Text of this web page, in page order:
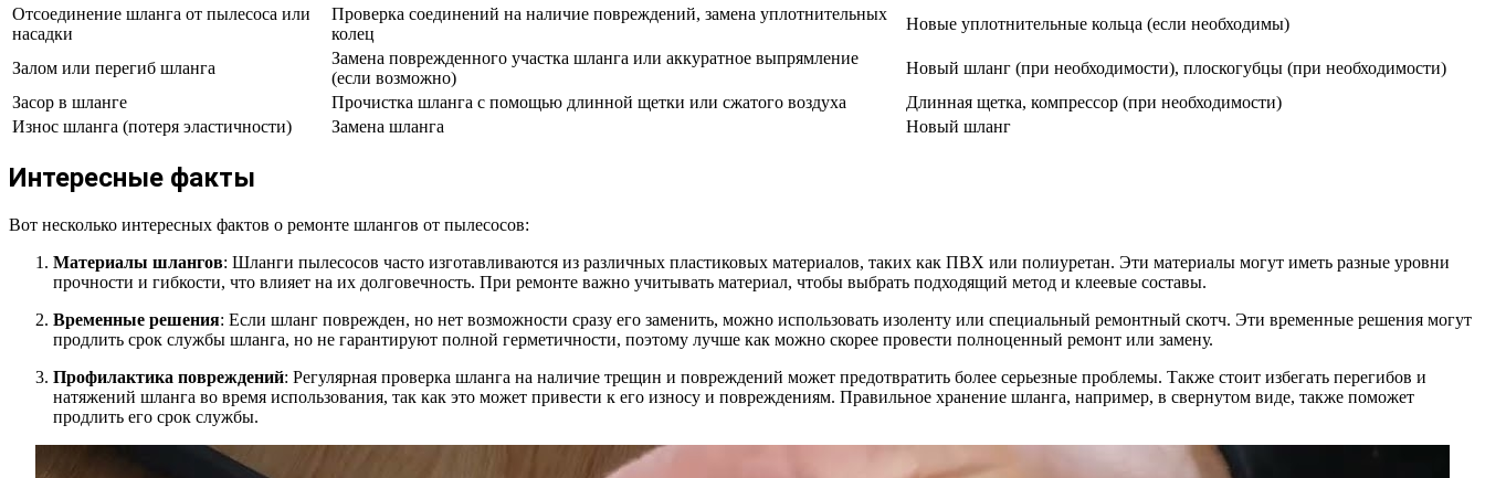
Отсоединение шланга от пылесоса или
насадки
Проверка соединений на наличие повреждений, замена уплотнительных
колец
Новые уплотнительные кольца (если необходимы)
Залом или перегиб шланга
Замена поврежденного участка шланга или аккуратное выпрямление
(если возможно)
Новый шланг (при необходимости), плоскогубцы (при необходимости)
Засор в шланге
Прочистка шланга с помощью длинной щетки или сжатого воздуха
Длинная щетка, компрессор (при необходимости)
Износ шланга (потеря эластичности)
Замена шланга Новый шланг
Интересные факты
Вот несколько интересных фактов о ремонте шлангов от пылесосов:
Материалы шлангов: Шланги пылесосов часто изготавливаются из различных пластиковых материалов, таких как ПВХ или полиуретан. Эти материалы могут иметь разные уровни
прочности и гибкости, что влияет на их долговечность. При ремонте важно учитывать материал, чтобы выбрать подходящий метод и клеевые составы.
Временные решения: Если шланг поврежден, но нет возможности сразу его заменить, можно использовать изоленту или специальный ремонтный скотч. Эти временные решения могут
продлить срок службы шланга, но не гарантируют полной герметичности, поэтому лучше как можно скорее провести полноценный ремонт или замену.
Профилактика повреждений: Регулярная проверка шланга на наличие трещин и повреждений может предотвратить более серьезные проблемы. Также стоит избегать перегибов и
натяжений шланга во время использования, так как это может привести к его износу и повреждениям. Правильное хранение шланга, например, в свернутом виде, также поможет
продлить его срок службы.